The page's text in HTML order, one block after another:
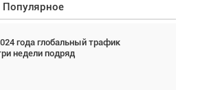
Популярное
года глобальный трафик
недели подряд
тандем вертолётов и БПЛА в
операциях